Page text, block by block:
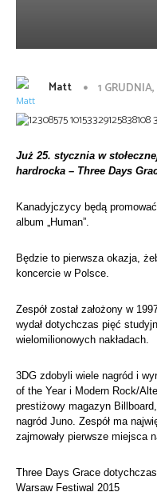
Matt 1
Już 25. stycznia w
hardrocka – Three Days
Kanadyjczycy będą
album „Human”.
Będzie to pierwsza okazja,
koncercie w Polsce.
Zespół został założony w
wydał dotychczas pięć
wielomilionowych nakładach.
3DG zdobyli wiele nagród i wyr
of the Year i Modern Rock/
prestiżowy magazyn
nagród Juno. Zespół ma
zajmowały pierwsze miejsca
Three Days Grace
Warsaw Festiwal 2015